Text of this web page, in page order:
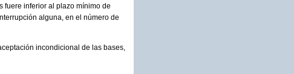
fuere inferior al plazo mínimo de
alguna, en el número de
incondicional de las bases,